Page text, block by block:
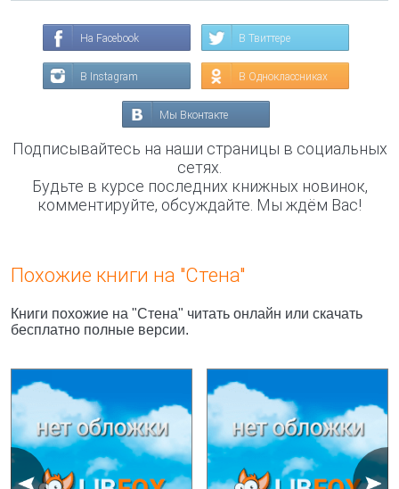
На Facebook В Твиттере
В Instagram В Одноклассниках
Мы Вконтакте
Подписывайтесь на наши страницы в социальных
сетях.
Будьте в курсе последних книжных новинок,
комментируйте, обсуждайте. Мы ждём Вас!
Похожие книги на "Стена"
Книги похожие на "Стена" читать онлайн или скачать
бесплатно полные версии.